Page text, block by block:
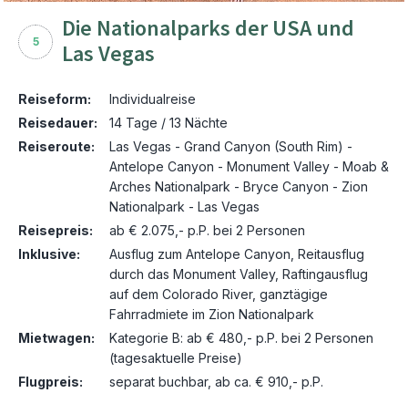
5
Die Nationalparks der USA und
Las Vegas
Reiseform:
Individualreise
Reisedauer:
14 Tage / 13 Nächte
Reiseroute:
Las Vegas - Grand Canyon (South Rim) -
Antelope Canyon - Monument Valley - Moab &
Arches Nationalpark - Bryce Canyon - Zion
Nationalpark - Las Vegas
Reisepreis:
ab € 2.075,- p.P. bei 2 Personen
Inklusive:
Ausflug zum Antelope Canyon, Reitausflug
durch das Monument Valley, Raftingausflug
auf dem Colorado River, ganztägige
Fahrradmiete im Zion Nationalpark
Mietwagen:
Kategorie B: ab € 480,- p.P. bei 2 Personen
(tagesaktuelle Preise)
Flugpreis:
separat buchbar, ab ca. € 910,- p.P.